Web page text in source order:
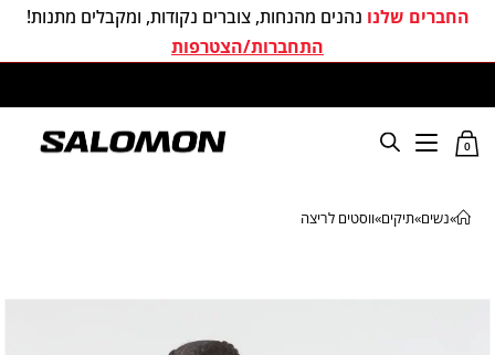
החברים שלנו נהנים מהנחות, צוברים נקודות, ומקבלים מתנות!
התחברות/הצטרפות
0
»נשים»תיקים»ווסטים לריצה